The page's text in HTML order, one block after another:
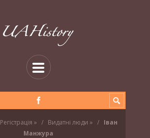
Регістрація » Видатні люди »
Іван
Манжура